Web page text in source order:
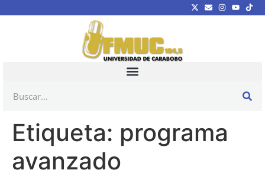
Etiqueta: programa
avanzado